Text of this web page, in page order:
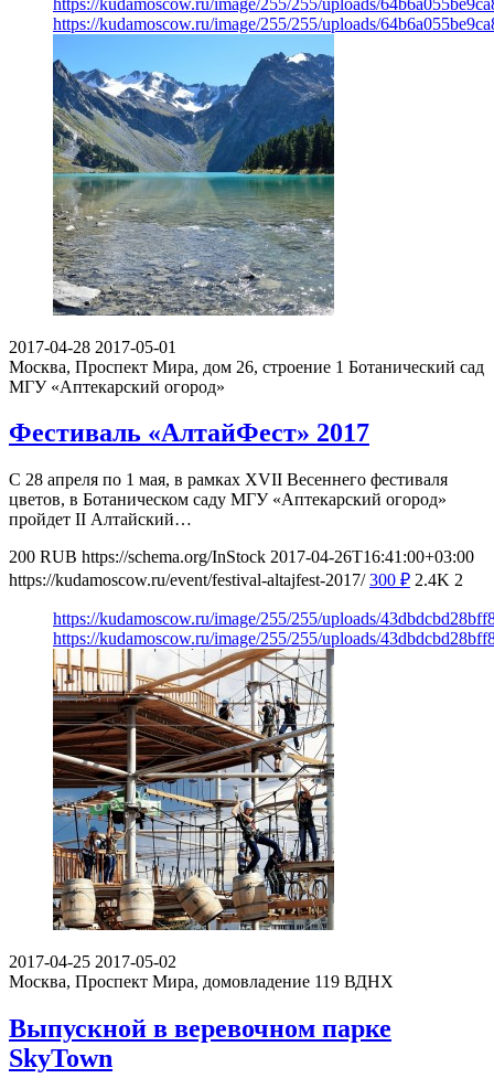
https://kudamoscow.ru/image/255/255/uploads/
2017-04-28 2017-05-01
Москва, Проспект Мира, дом 26, строение 1 Ботанический сад
МГУ «Аптекарский огород»
Фестиваль «АлтайФест» 2017
С 28 апреля по 1 мая, в рамках XVII Весеннего фестиваля
цветов, в Ботаническом саду МГУ «Аптекарский огород»
пройдет II Алтайский…
200 RUB https://schema.org/InStock 2017-04-26T16:41:00+03:00
https://kudamoscow.ru/event/festival-altajfest-2017/ 300 ₽ 2.4K 2
https://kudamoscow.ru/image/255/255/uploads/
https://kudamoscow.ru/image/255/255/uploads/
2017-04-25 2017-05-02
Москва, Проспект Мира, домовладение 119 ВДНХ
Выпускной в веревочном парке
SkyTown